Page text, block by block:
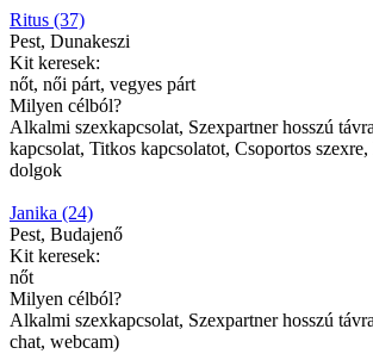
Ritus (37)
Pest, Dunakeszi
Kit keresek:
nőt, női párt, vegyes párt
Milyen célból?
Alkalmi szexkapcsolat, Szexpartner hosszú
kapcsolat, Titkos kapcsolatot, Csoportos
dolgok
Janika (24)
Pest, Budajenő
Kit keresek:
nőt
Milyen célból?
Alkalmi szexkapcsolat, Szexpartner hosszú
chat, webcam)